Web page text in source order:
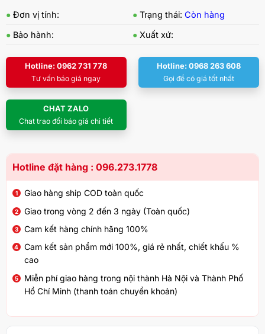
● Đơn vị tính: ● Trạng thái: Còn hàng
● Bảo hành: ● Xuất xứ:
Hotline: 0962 731 778
Tư vấn báo giá ngay
Hotline: 0968 263 608
Gọi để có giá tốt nhất
CHAT ZALO
Chat trao đổi báo giá chi tiết
Hotline đặt hàng : 096.273.1778
Giao hàng ship COD toàn quốc
Giao trong vòng 2 đến 3 ngày (Toàn quốc)
Cam kết hàng chính hãng 100%
Cam kết sản phẩm mới 100%, giá rẻ nhất, chiết khấu %
cao
Miễn phí giao hàng trong nội thành Hà Nội và Thành Phố
Hồ Chí Minh (thanh toán chuyển khoản)